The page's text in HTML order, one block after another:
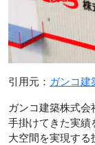
引用元： ガンコ建
ガンコ建築株式
手掛けてきた実績
大空間を実現する